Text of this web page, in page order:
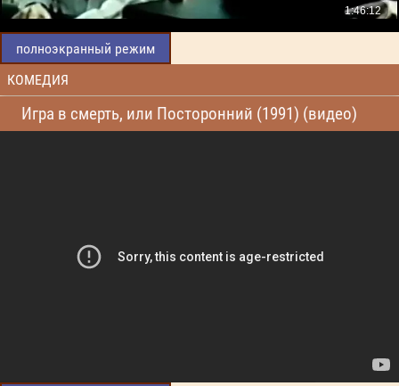
полноэкранный режим
КОМЕДИЯ
Игра в смерть, или Посторонний (1991) (видео)